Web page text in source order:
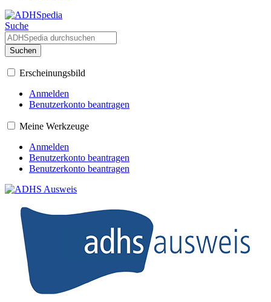
Suche
Suchen
Erscheinungsbild
Anmelden
Benutzerkonto beantragen
Meine Werkzeuge
Anmelden
Benutzerkonto beantragen
Benutzerkonto beantragen